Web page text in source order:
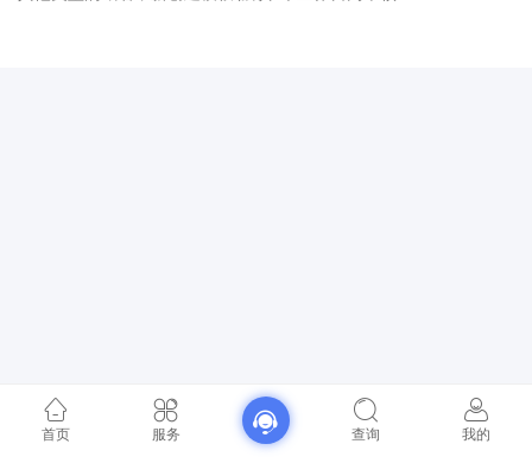
首页 服务 查询 我的